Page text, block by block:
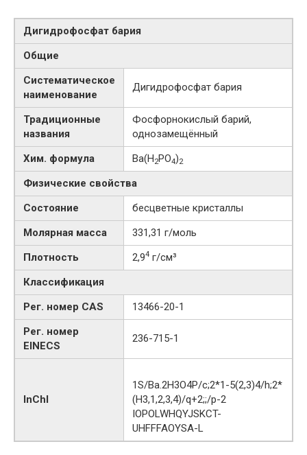
Дигидрофосфат бария
Общие
Систематическое
наименование
Дигидрофосфат бария
Традиционные
названия
Фосфорнокислый барий,
однозамещённый
Хим. формула
Ba(H2PO4)2
Физические свойства
Состояние
бесцветные кристаллы
Молярная масса
331,31 г/моль
Плотность
2,94 г/см³
Классификация
Рег. номер CAS
13466-20-1
Рег. номер
EINECS
236-715-1
InChI
1S/Ba.2H3O4P/c;2*1-5(2,3)4/h;2*
(H3,1,2,3,4)/q+2;;/p-2
IOPOLWHQYJSKCT-
UHFFFAOYSA-L